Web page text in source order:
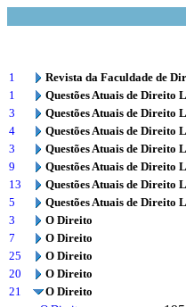
1
Revista da Faculdade de
1
Questões Atuais de Direito
3
Questões Atuais de Direito
4
Questões Atuais de Direito
3
Questões Atuais de Direito
9
Questões Atuais de Direito
13
Questões Atuais de Direito
5
Questões Atuais de Direito
3
O Direito
7
O Direito
25
O Direito
20
O Direito
21
O Direito